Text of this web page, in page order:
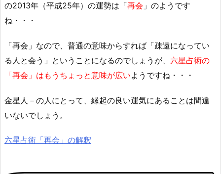
の2013年（平成25年）の運勢は「再会 」のようです
ね・・・
「再会」なので、普通の意味からすれば「疎遠になってい
る人と会う」ということになるのでしょうが、 六星占術の
「再会」はもうちょっと意味が広いようですね・・・
金星人－の人にとって、縁起の良い運気にあることは間違
いないでしょう。
六星占術「再会」の解釈